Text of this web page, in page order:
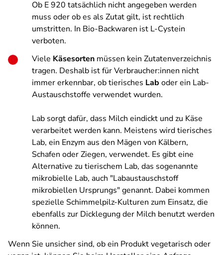
Ob E 920 tatsächlich nicht angegeben werden
muss oder ob es als Zutat gilt, ist rechtlich
umstritten. In Bio-Backwaren ist L-Cystein
verboten.
Viele Käsesorten müssen kein Zutatenverzeichnis
tragen. Deshalb ist für Verbraucher:innen nicht
immer erkennbar, ob tierisches Lab oder ein Lab-
Austauschstoffe verwendet wurden.
Lab sorgt dafür, dass Milch eindickt und zu Käse
verarbeitet werden kann. Meistens wird tierisches
Lab, ein Enzym aus den Mägen von Kälbern,
Schafen oder Ziegen, verwendet. Es gibt eine
Alternative zu tierischem Lab, das sogenannte
mikrobielle Lab, auch "Labaustauschstoff
mikrobiellen Ursprungs" genannt. Dabei kommen
spezielle Schimmelpilz-Kulturen zum Einsatz, die
ebenfalls zur Dicklegung der Milch benutzt werden
können.
Wenn Sie unsicher sind, ob ein Produkt vegetarisch oder